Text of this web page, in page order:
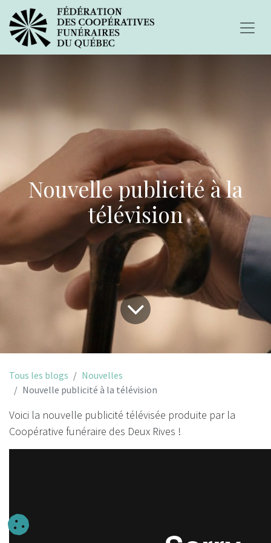
Nouvelle publicité à la
télévision
Tous les blogs
Nouvelles
Nouvelle publicité à la télévision
Voici la nouvelle publicité télévisée produite par la
Coopérative funéraire des Deux Rives !